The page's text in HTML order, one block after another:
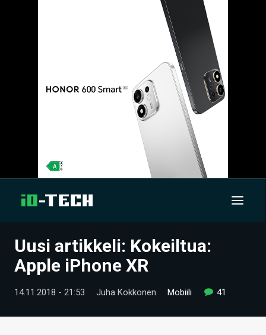
UUTISET
Uusi artikkeli: Kokeiltua:
Apple iPhone XR
14.11.2018 - 21:53 Juha Kokkonen Mobiili 41